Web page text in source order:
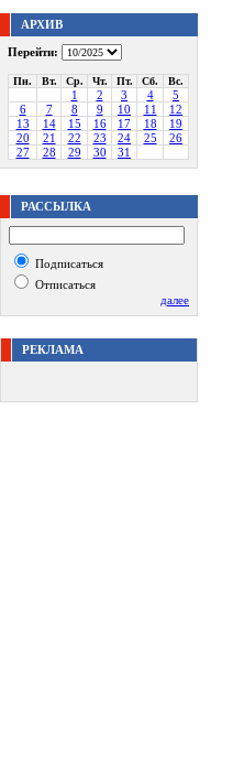
АРХИВ
Перейти:
Пн. Вт. Ср. Чт. Пт. Сб. Вс.
1 2 3 4
5
6
7 8 9 10 11
12
13
14 15 16 17 18
19
20
21 22 23 24 25
26
27
28 29 30 31
РАССЫЛКА
Подписаться
Отписаться
далее
РЕКЛАМА